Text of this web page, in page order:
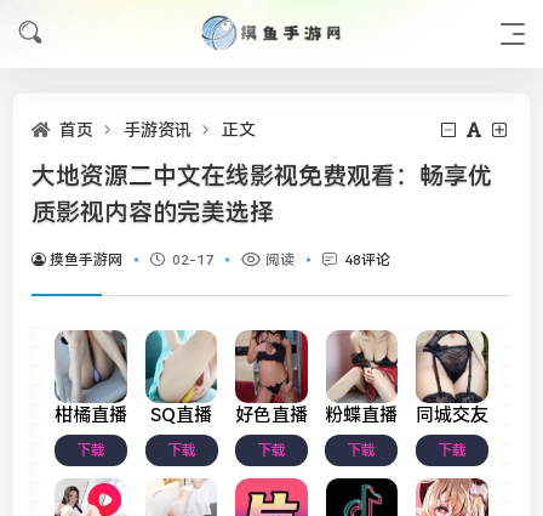
首页 手游资讯 正文
大地资源二中文在线影视免费观看：畅享优
质影视内容的完美选择
摸鱼手游网 02-17 阅读 48评论
柑橘直播
下载
SQ直播
下载
好色直播
下载
粉蝶直播
下载
同城交友
下载